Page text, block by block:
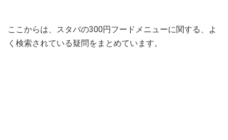
ここからは、スタバの300円フードメニューに関する、よ
く検索されている疑問をまとめています。